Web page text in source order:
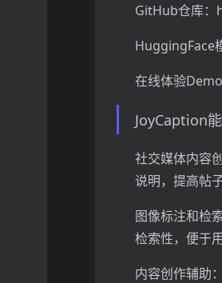
GitHub仓库
在线体验
JoyCaption
社交媒体内容
说明，提高帖
图像标注和检
检索性，便于
内容创作辅助